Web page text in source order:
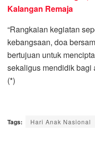
Kalangan Remaja
“Rangkaian kegiatan
kebangsaan, doa
bertujuan untuk
sekaligus mendidik bagi
(*)
Tags: Hari Anak Nasional